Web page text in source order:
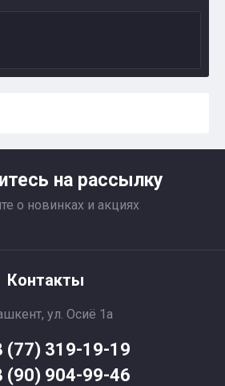
на рассылку
о новинках и акциях
Контакты
ул. Осиё 1a
(77) 319-19-19
(90) 904-99-46